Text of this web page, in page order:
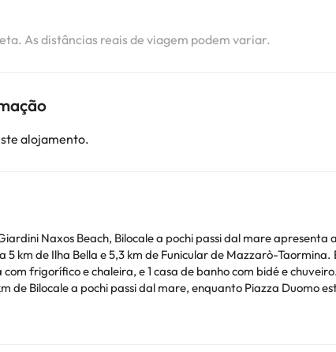
As distâncias reais de viagem podem variar.
alojamento.
Naxos Beach, Bilocale a pochi passi dal mare
de Funicular de Mazzarò-Taormina. Este apartamento com ar condicionado tem 1 quarto, uma
frigorífico e chaleira, e 1 casa de banho com bidé e